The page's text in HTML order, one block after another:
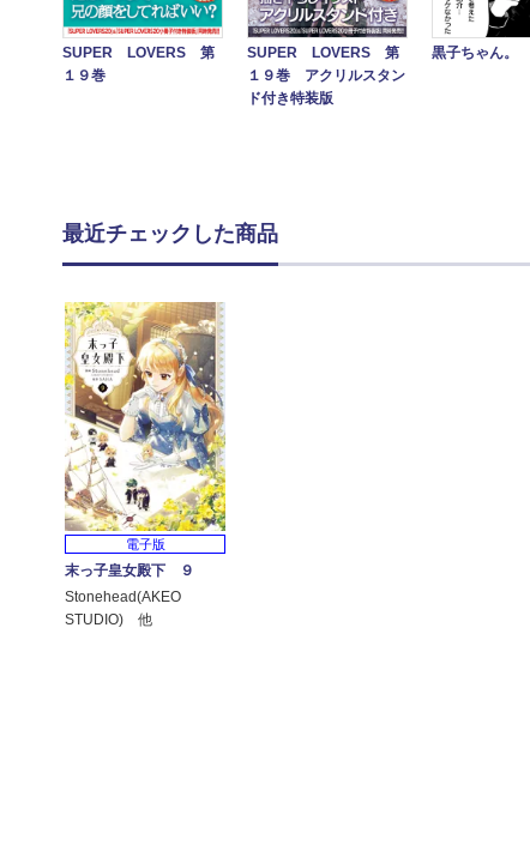
SUPER LOVERS 第
１９巻
SUPER LOVERS 第
１９巻 アクリルスタン
ド付き特装版
黒子ちゃん。
最近チェックした商品
電子版
末っ子皇女殿下 ９
Stonehead(AKEO
STUDIO) 他